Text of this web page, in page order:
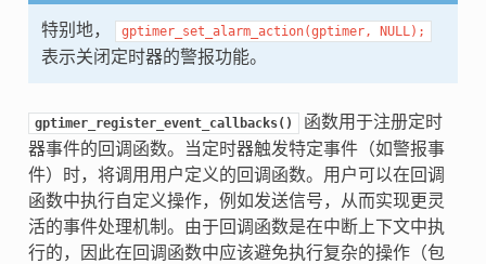
特别地， gptimer_set_alarm_action(gptimer, NULL);
表示关闭定时器的警报功能。
gptimer_register_event_callbacks()
函数用于注册定时
器事件的回调函数。当定时器触发特定事件（如警报事
件）时，将调用用户定义的回调函数。用户可以在回调
函数中执行自定义操作，例如发送信号，从而实现更灵
活的事件处理机制。由于回调函数是在中断上下文中执
行的，因此在回调函数中应该避免执行复杂的操作（包